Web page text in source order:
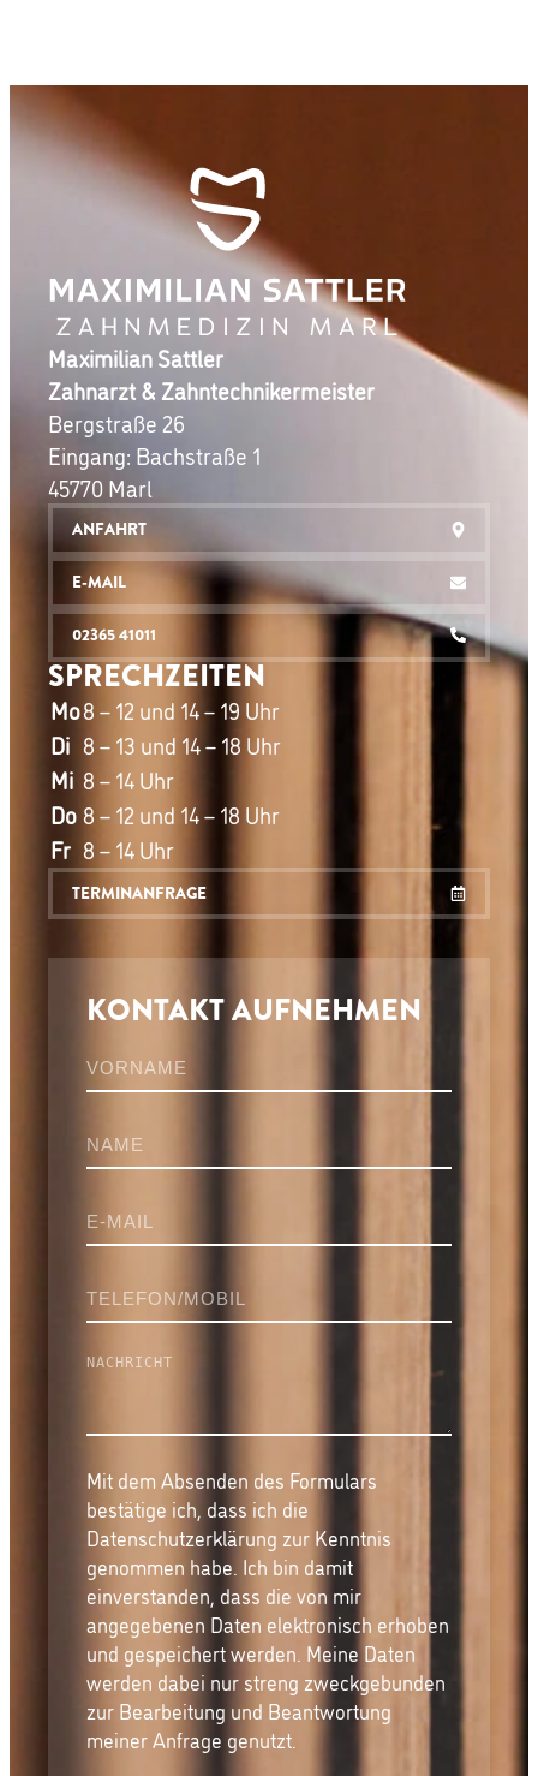
Maximilian Sattler
Zahnarzt & Zahntechnikermeister
Bergstraße 26
Eingang: Bachstraße 1
45770 Marl
ANFAHRT
E-MAIL
02365 41011
SPRECHZEITEN
Mo8 – 12 und 14 – 19 Uhr
Di 8 – 13 und 14 – 18 Uhr
Mi 8 – 14 Uhr
Do 8 – 12 und 14 – 18 Uhr
Fr 8 – 14 Uhr
TERMINANFRAGE
KONTAKT AUFNEHMEN
Mit dem Absenden des Formulars
bestätige ich, dass ich die
Datenschutzerklärung zur Kenntnis
genommen habe. Ich bin damit
einverstanden, dass die von mir
angegebenen Daten elektronisch erhoben
und gespeichert werden. Meine Daten
werden dabei nur streng zweckgebunden
zur Bearbeitung und Beantwortung
meiner Anfrage genutzt.